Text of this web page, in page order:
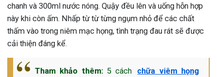
chanh và 300ml nước nóng. Quậy đều lên và uống hỗn hợp
này khi còn ấm. Nhấp từ từ từng ngụm nhỏ để các chất
thấm vào trong niêm mạc họng, tình trạng đau rát sẽ được
cải thiện đáng kể.
Tham khảo thêm:5 cách
chữa viêm họng